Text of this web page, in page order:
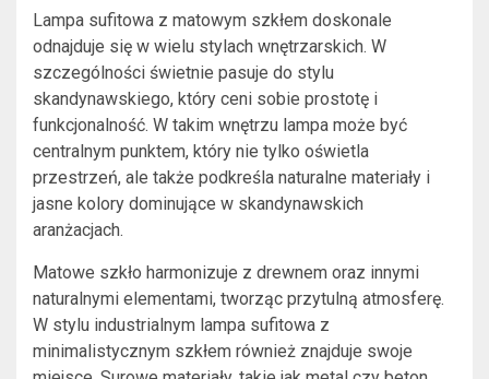
Lampa sufitowa z matowym szkłem doskonale
odnajduje się w wielu stylach wnętrzarskich. W
szczególności świetnie pasuje do stylu
skandynawskiego, który ceni sobie prostotę i
funkcjonalność. W takim wnętrzu lampa może być
centralnym punktem, który nie tylko oświetla
przestrzeń, ale także podkreśla naturalne materiały i
jasne kolory dominujące w skandynawskich
aranżacjach.
Matowe szkło harmonizuje z drewnem oraz innymi
naturalnymi elementami, tworząc przytulną atmosferę.
W stylu industrialnym lampa sufitowa z
minimalistycznym szkłem również znajduje swoje